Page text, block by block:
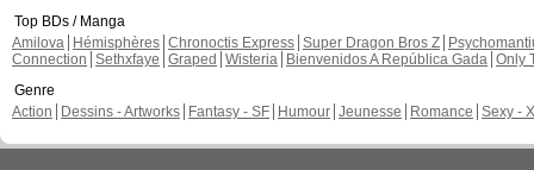
Top BDs / Manga
Amilova
Hémisphères Chronoctis Express Super Dragon Bros Z
Connection Sethxfaye Graped Wisteria Bienvenidos A República Gada Only
Genre
Action
Dessins - Artworks Fantasy - SF Humour Jeunesse Romance Sexy -